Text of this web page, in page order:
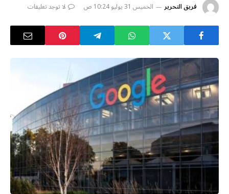
فريق التحرير الخميس 31 يوليو 10:24 ص لا توجد تعليقات